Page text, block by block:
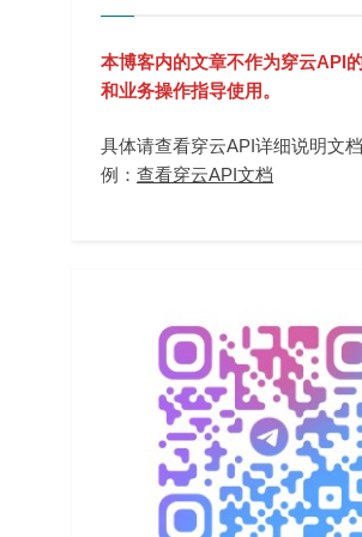
本博客内的文章不作为穿云API
和业务操作指导使用。
具体请查看穿云API详细说明文
例： 查看穿云API文档